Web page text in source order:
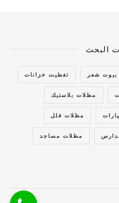
البحث
بيوت شعر تغطيت خزانات
مظلات بلاستيك
مظلات فلل
مظلات مساجد